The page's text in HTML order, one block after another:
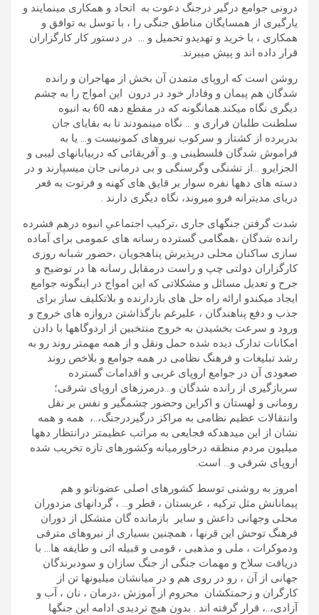
درونی جوامع درگیر درجنگ دعوت به اتحاد و همکاری مینمایند و
یارگیری از همسایگان مناطق جنگی را ، با توسل به توافق و
همکاری ، با خرید و تهدیدو تحمیل و … در دستور کار کارگزاران
قرار داده اند و پیش میبرند.
روشن است که اروپای متمدن آن بخش از مهاجران و رانده
شدگان هم پیمان و وفادار خود در درون این امواج را به چشم
دیگری نگاه میکند.همانگونه که در مقطع دهه 60 به انبوه
سلطنت طلبان فراری و … نگاه مینمودند تا به بقایای جان
بدربرده از کشتار و سرکوب نیروهای کمونیست و… یا به
فراموش شدگان فلسطینی و…و آفریقائی که دربیابانهای لیبی و
الجزایرو …از تشنگی وگرسنگی و بی درمانی جان میسپارند و در
دسته های دهها نفره سوار بر قایق های کهنه و فرتوت به قعر
دریای مدیترانه فرو میروند، نگاه دیگری دارند .
شدت گرفتن جنگهای جاری ،ترکیب اجتماعیِ انبوه درهم فشرده
رانده شدگان ،همگامی گسترده رسانه های عمومی برای آماده
سازی ساکنان محلی درپذیرش پناهجویان ،حضور شبانه روزی
کارگزاران دولتی چپ و راست درمقابل رسانه ها در توضیح و
جرح و تعدیل مسائل و مشکلاتی که این امواج در اینگونه جوامع
ایجاد میکندو ارائه راه حل های بازدارنده و بلاتکلیف ساز برای
جذب و دفع پناهندگان ، علیرغم بازگذاشتن دروازه های خروج و
ورود و سرعت بخشیدن به خروج منتخبین از اردوگاهها با دادن
امکانات تدارک دیده شده حمل ونقل و از همه مهمتر روند رو به
رشد تبلیغات و فرهنگ نظامی در همه جوامع و بلاخص روند
صعودی آن در جوامع اروپای غربی و اقدامات گسترده
سربازگیری از رانده شدگان و…درمرزهای اروپای شرقی؛
رومانی و لهستان و اکراین وحضور چشمگیر و نفس بر نقل
وانتقالات عظیم نظامی به مراکز درگیردرجنگ،..، همه و همه
نشان از این میدهدکه فجایعی به مراتب عظیمتر درانتظار دهها
میلیون مردم منظقه درخاورمیانه وکشورهای تازه تخریب شده
اروپای شرقی و… است.
امروز به روشنی توسط کشورهای اصلی عضوناتو و هم
پیمانانش مثل ترکیه ، عربستان ، قطر و… ، گردانهای مزدوران
محلی وجهانی داعش و سایر بازمانده گان متشکل از دوران
فرهنگ توحش این قرنها ، همچنین بسیاری از نیروهای مترقی
ودموکرات ، ملی و مذهبی ، قومی و قبیله ائی و طایفه ها… با
دریافت سلاح و مهمات جنگی از جنگ سازان و سودبرندگان
جهانی از آن ، رو در روی هم و در میانشان میلیونها تن از
کارگران و زحمتکشان محروم از آموزش ،درمان ، نان ، آب و
آزادی،..، قرار گرفته اند . بدون هیچ تردیدی ادامه این جنگها